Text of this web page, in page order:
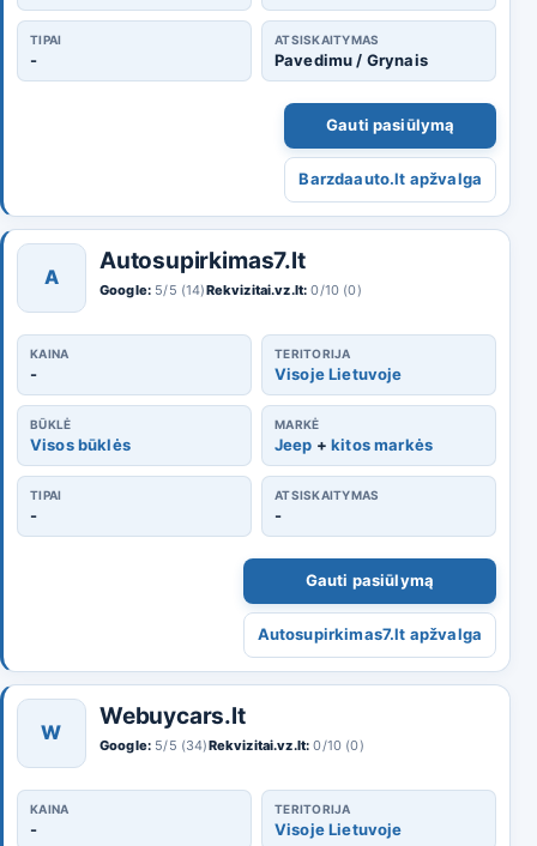
TIPAI
-
ATSISKAITYMAS
Pavedimu / Grynais
Gauti pasiūlymą
Barzdaauto.lt apžvalga
A
Autosupirkimas7.lt
Google: 5/5 (14)Rekvizitai.vz.lt: 0/10 (0)
KAINA
-
TERITORIJA
Visoje Lietuvoje
BŪKLĖ
Visos būklės
MARKĖ
Jeep +kitos markės
TIPAI
-
ATSISKAITYMAS
-
Gauti pasiūlymą
Autosupirkimas7.lt apžvalga
W
Webuycars.lt
Google: 5/5 (34)Rekvizitai.vz.lt: 0/10 (0)
KAINA
-
TERITORIJA
Visoje Lietuvoje